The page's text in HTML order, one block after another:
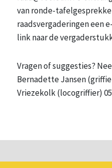
van ronde-
raadsvergaderingen een
link naar de
Vragen of suggesties?
Bernadette Jansen
Vriezekolk (locogriffier)